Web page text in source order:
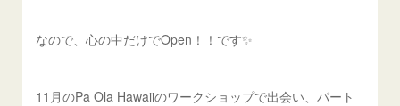
なので、心の中だけでOpen！！です✨
11月のPa Ola Hawaiiのワークショップで出会い、パート